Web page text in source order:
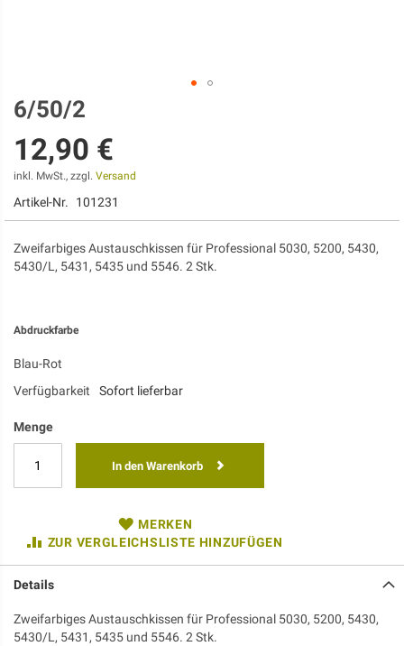
Zum
Anfang
der
Bildgalerie
springen
6/50/2
12,90 €
inkl. MwSt., zzgl. Versand
Artikel-Nr. 101231
Zweifarbiges Austauschkissen für Professional 5030, 5200, 5430,
5430/L, 5431, 5435 und 5546. 2 Stk.
Abdruckfarbe
Blau-Rot
Verfügbarkeit
Sofort lieferbar
Menge
In den Warenkorb
MERKEN
ZUR VERGLEICHSLISTE HINZUFÜGEN
Details
Zweifarbiges Austauschkissen für Professional 5030, 5200, 5430,
5430/L, 5431, 5435 und 5546. 2 Stk.